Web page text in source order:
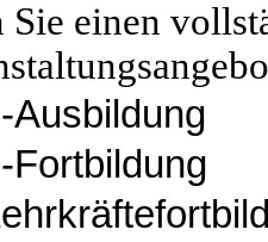
Sie einen
Ausbildung
Fortbildung